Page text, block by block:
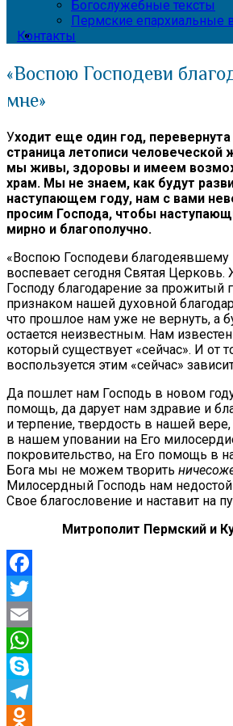
Богослужебные тексты
Пермские епархиальные
Контакты
«Воспою Господеви
мне»
Уходит еще один год,
страница летописи человеческой
мы живы, здоровы и имеем
храм. Мы не знаем, как будут
наступающем году, нам с вами
просим Господа, чтобы
мирно и благополучно.
«Воспою Господеви
воспевает сегодня Святая
Господу благодарение за прожитый
признаком нашей духовной
что прошлое нам уже не вернуть, а
остается неизвестным. Нам
который существует «сейчас». И от
воспользуется этим «сейчас»
Да пошлет нам Господь в новом
помощь, да дарует нам здравие и
и терпение, твердость в нашей
в нашем уповании на Его
покровительство, на Его помощь в
Бога мы не можем творить
Милосердный Господь нам
Свое благословение и наставит на
Митрополит Пермский и
Facebook
Twitter
Email
WhatsApp
Skype
Telegram